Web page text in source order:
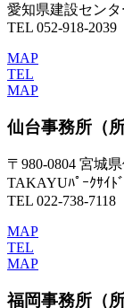
愛知県建設センタ
TEL 052-918-2039
MAP
TEL
MAP
仙台事務所 （
〒980-0804 宮城
TAKAYUﾊﾟｰｸｻｲﾄ
TEL 022-738-7118
MAP
TEL
MAP
福岡事務所 （